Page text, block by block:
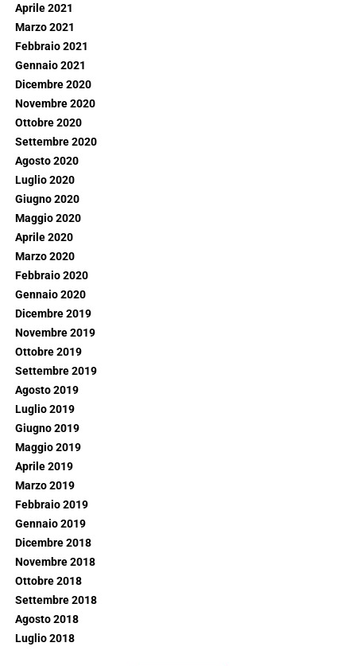
Aprile 2021
Marzo 2021
Febbraio 2021
Gennaio 2021
Dicembre 2020
Novembre 2020
Ottobre 2020
Settembre 2020
Agosto 2020
Luglio 2020
Giugno 2020
Maggio 2020
Aprile 2020
Marzo 2020
Febbraio 2020
Gennaio 2020
Dicembre 2019
Novembre 2019
Ottobre 2019
Settembre 2019
Agosto 2019
Luglio 2019
Giugno 2019
Maggio 2019
Aprile 2019
Marzo 2019
Febbraio 2019
Gennaio 2019
Dicembre 2018
Novembre 2018
Ottobre 2018
Settembre 2018
Agosto 2018
Luglio 2018